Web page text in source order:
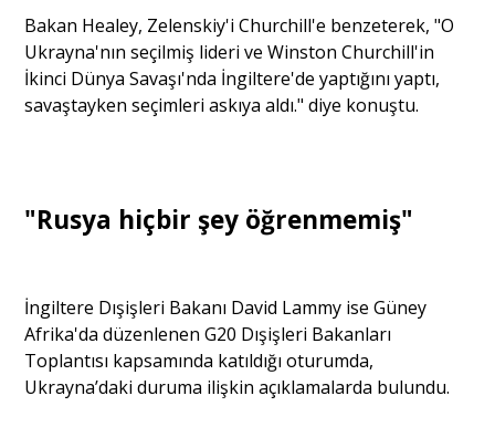
Bakan Healey, Zelenskiy'i Churchill'e benzeterek, "O
Ukrayna'nın seçilmiş lideri ve Winston Churchill'in
İkinci Dünya Savaşı'nda İngiltere'de yaptığını yaptı,
savaştayken seçimleri askıya aldı." diye konuştu.
"Rusya hiçbir şey öğrenmemiş"
İngiltere Dışişleri Bakanı David Lammy ise Güney
Afrika'da düzenlenen G20 Dışişleri Bakanları
Toplantısı kapsamında katıldığı oturumda,
Ukrayna’daki duruma ilişkin açıklamalarda bulundu.